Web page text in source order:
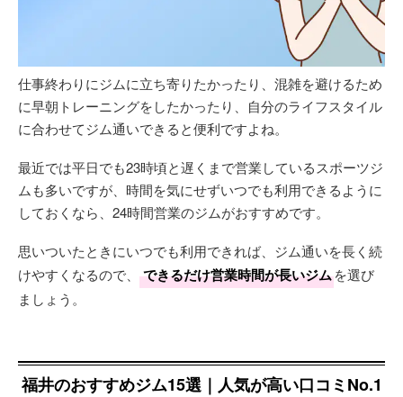
仕事終わりにジムに立ち寄りたかったり、混雑を避けるため
に早朝トレーニングをしたかったり、自分のライフスタイル
に合わせてジム通いできると便利ですよね。
最近では平日でも23時頃と遅くまで営業しているスポーツジ
ムも多いですが、時間を気にせずいつでも利用できるように
しておくなら、24時間営業のジムがおすすめです。
思いついたときにいつでも利用できれば、ジム通いを長く続
けやすくなるので、
できるだけ営業時間が長いジムを選び
ましょう。
福井のおすすめジム15選｜人気が高い口コミNo.1